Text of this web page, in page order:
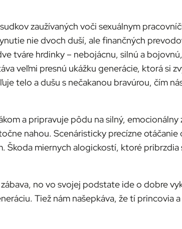
zaužívaných voči sexuálnym
nie dvoch duší, ale finančných
tváre hrdinky – nebojácnu, silnú a
veľmi presnú ukážku generácie, ktorá si
telo a dušu s nečakanou bravúrou, čím
a pripravuje pôdu na silný, emocionálny
nahou. Scenáristicky precízne
Škoda miernych alogickostí, ktoré pribrzdia
no vo svojej podstate ide o dobre
Tiež nám našepkáva, že tí princovia